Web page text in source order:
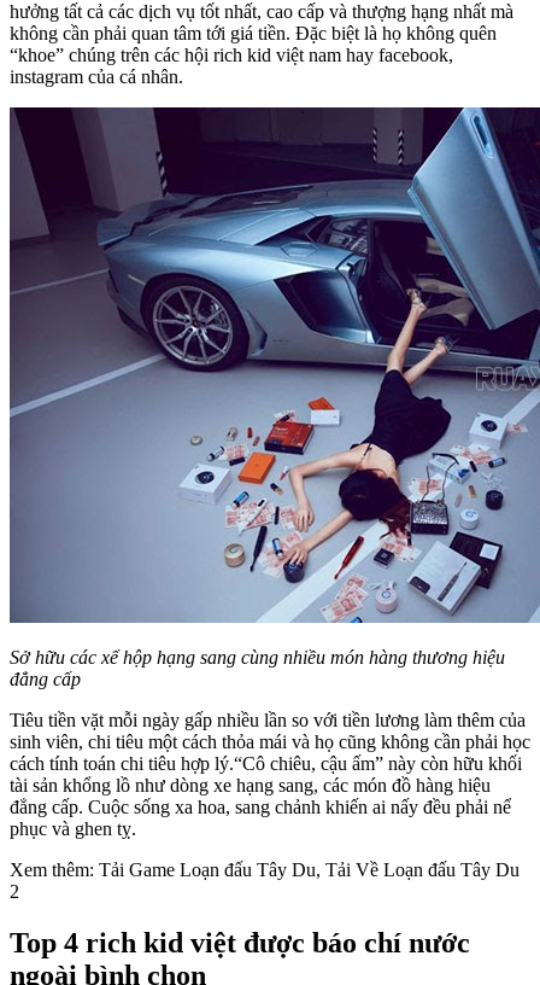
hưởng tất cả các dịch vụ tốt nhất, cao cấp và thượng hạng nhất mà
không cần phải quan tâm tới giá tiền. Đặc biệt là họ không quên
“khoe” chúng trên các hội rich kid việt nam hay facebook,
instagram của cá nhân.
Sở hữu các xế hộp hạng sang cùng nhiều món hàng thương hiệu
đẳng cấp
Tiêu tiền vặt mỗi ngày gấp nhiều lần so với tiền lương làm thêm của
sinh viên, chi tiêu một cách thỏa mái và họ cũng không cần phải học
cách tính toán chi tiêu hợp lý.“Cô chiêu, cậu ấm” này còn hữu khối
tài sản khổng lồ như dòng xe hạng sang, các món đồ hàng hiệu
đẳng cấp. Cuộc sống xa hoa, sang chảnh khiến ai nấy đều phải nể
phục và ghen tỵ.
Xem thêm: Tải Game Loạn đấu Tây Du, Tải Về Loạn đấu Tây Du
2
Top 4 rich kid việt được báo chí nước
ngoài bình chọn